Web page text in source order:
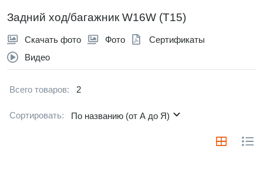
Задний ход/багажник W16W (T15)
Скачать фото Фото
Сертификаты
Видео
Всего товаров: 2
Сортировать: По названию (от А до Я)